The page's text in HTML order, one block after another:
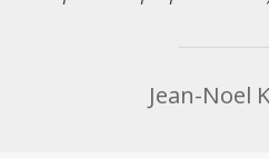
Jean-Noel